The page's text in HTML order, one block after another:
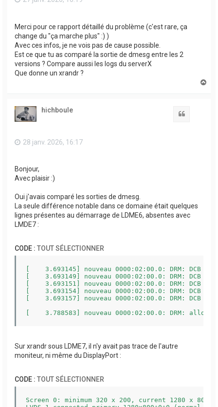
Merci pour ce rapport détaillé du problème (c'est rare, ça
change du "ça marche plus" :) )
Avec ces infos, je ne vois pas de cause possible.
Est ce que tu as comparé la sortie de dmesg entre les 2
versions ? Compare aussi les logs du serverX
Que donne un xrandr ?
hichboule
28 janv. 2026, 16:17
Bonjour,
Avec plaisir :)
Oui j'avais comparé les sorties de dmesg.
La seule différence notable dans ce domaine était quelques
lignes présentes au démarrage de LDME6, absentes avec
LMDE7 :
CODE : TOUT SÉLECTIONNER
[    3.693145] nouveau 0000:02:00.0: DRM: DCB
[    3.693149] nouveau 0000:02:00.0: DRM: DCB
[    3.693151] nouveau 0000:02:00.0: DRM: DCB
[    3.693154] nouveau 0000:02:00.0: DRM: DCB
[    3.693157] nouveau 0000:02:00.0: DRM: DCB
[    3.788583] nouveau 0000:02:00.0: DRM:
Sur xrandr sous LDME7, il n'y avait pas trace de l'autre
moniteur, ni même du DisplayPort :
CODE : TOUT SÉLECTIONNER
Screen 0: minimum 320 x 200, current 1280 x 800,